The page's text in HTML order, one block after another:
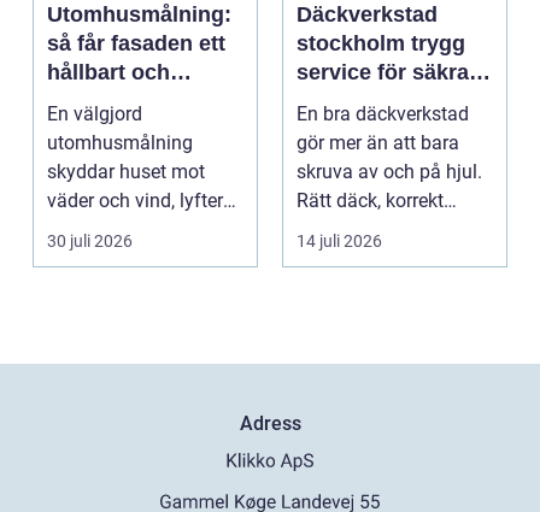
Utomhusmålning:
så får fasaden ett
hållbart och
vackert resultat
En välgjord
utomhusmålning
skyddar huset mot
väder och vind, lyfter
helhetsintrycket...
30 juli 2026
Däckverkstad
stockholm trygg
service för säkra
mil året runt
En bra däckverkstad
gör mer än att bara
skruva av och på hjul.
Rätt däck, korrekt
montering och rege...
14 juli 2026
Adress